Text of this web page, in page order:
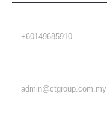
+60149685910
admin@ctgroup.com.my